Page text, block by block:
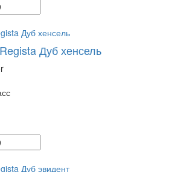
Дуб хенсель